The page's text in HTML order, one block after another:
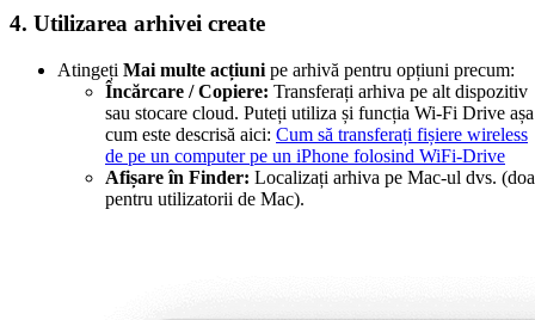
4. Utilizarea arhivei create
Atingeți Mai multe acțiuni pe arhivă pentru opțiuni precum:
Încărcare / Copiere: Transferați arhiva pe alt dispozitiv
sau stocare cloud. Puteți utiliza și funcția Wi-Fi Drive așa
cum este descrisă aici: Cum să transferați fișiere wireless
de pe un computer pe un iPhone folosind WiFi-Drive
Afișare în Finder: Localizați arhiva pe Mac-ul dvs.
pentru utilizatorii de Mac).